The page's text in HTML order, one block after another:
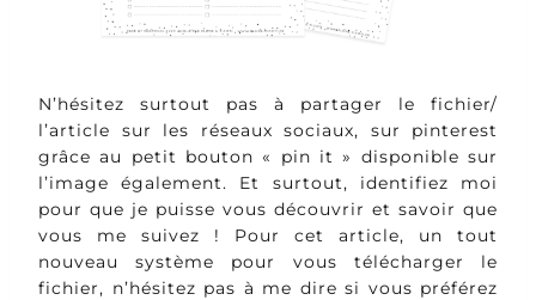
N’hésitez surtout pas à partager le fichier/
l’article sur les réseaux sociaux, sur pinterest
grâce au petit bouton « pin it » disponible sur
l’image également. Et surtout, identifiez moi
pour que je puisse vous découvrir et savoir que
vous me suivez ! Pour cet article, un tout
nouveau système pour vous télécharger le
fichier, n’hésitez pas à me dire si vous préférez